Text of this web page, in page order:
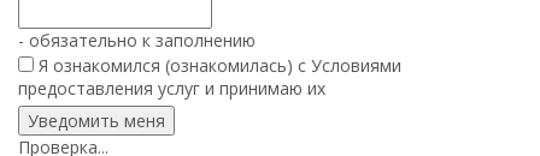
- обязательно к заполнению
Я ознакомился (ознакомилась) с Условиями
предоставления услуг и принимаю их
Проверка...